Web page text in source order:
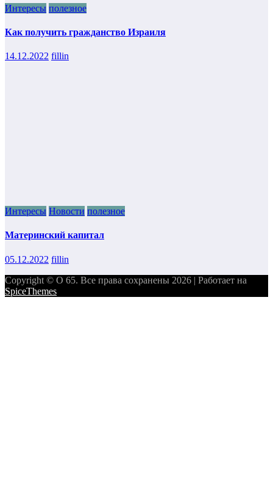
Интересы полезное
Как получить гражданство Израиля
14.12.2022 fillin
Интересы Новости полезное
Материнский капитал
05.12.2022 fillin
Copyright © О 65. Все права сохранены 2026 | Работает на
SpiceThemes